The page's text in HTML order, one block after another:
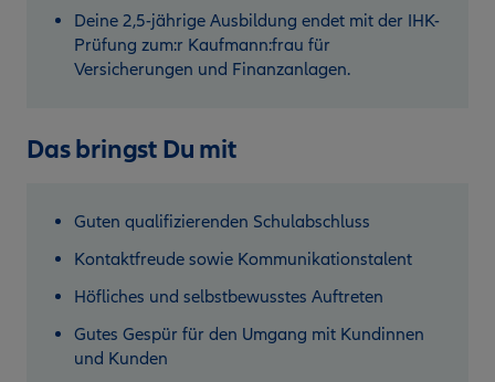
Deine 2,5-jährige Ausbildung endet mit der IHK-
Prüfung zum:r Kaufmann:frau für
Versicherungen und Finanzanlagen.
Das bringst Du mit
Guten qualifizierenden Schulabschluss
Kontaktfreude sowie Kommunikationstalent
Höfliches und selbstbewusstes Auftreten
Gutes Gespür für den Umgang mit Kundinnen
und Kunden